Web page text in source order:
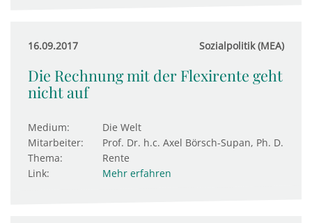
16.09.2017 Sozialpolitik (MEA)
Die Rechnung mit der Flexirente geht
nicht auf
Medium:
Die Welt
Mitarbeiter:
Prof. Dr. h.c. Axel Börsch-Supan, Ph. D.
Thema:
Rente
Link:
Mehr erfahren